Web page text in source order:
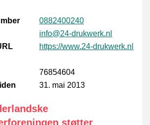
0882400240
info@24-drukwerk.nl
https://www.24-drukwerk.nl
76854604
31. mai 2013
støtter